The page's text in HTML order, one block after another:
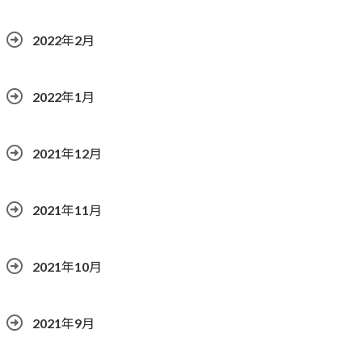
2022年2月
2022年1月
2021年12月
2021年11月
2021年10月
2021年9月